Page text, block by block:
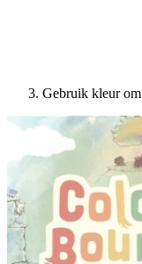
Gebruik kleur